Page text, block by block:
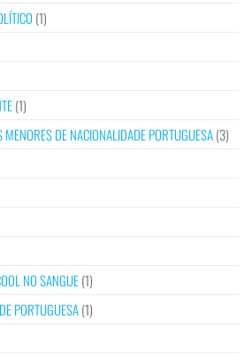
(1)
(1)
DE NACIONALIDADE PORTUGUESA(3)
NO SANGUE(1)
PORTUGUESA(1)